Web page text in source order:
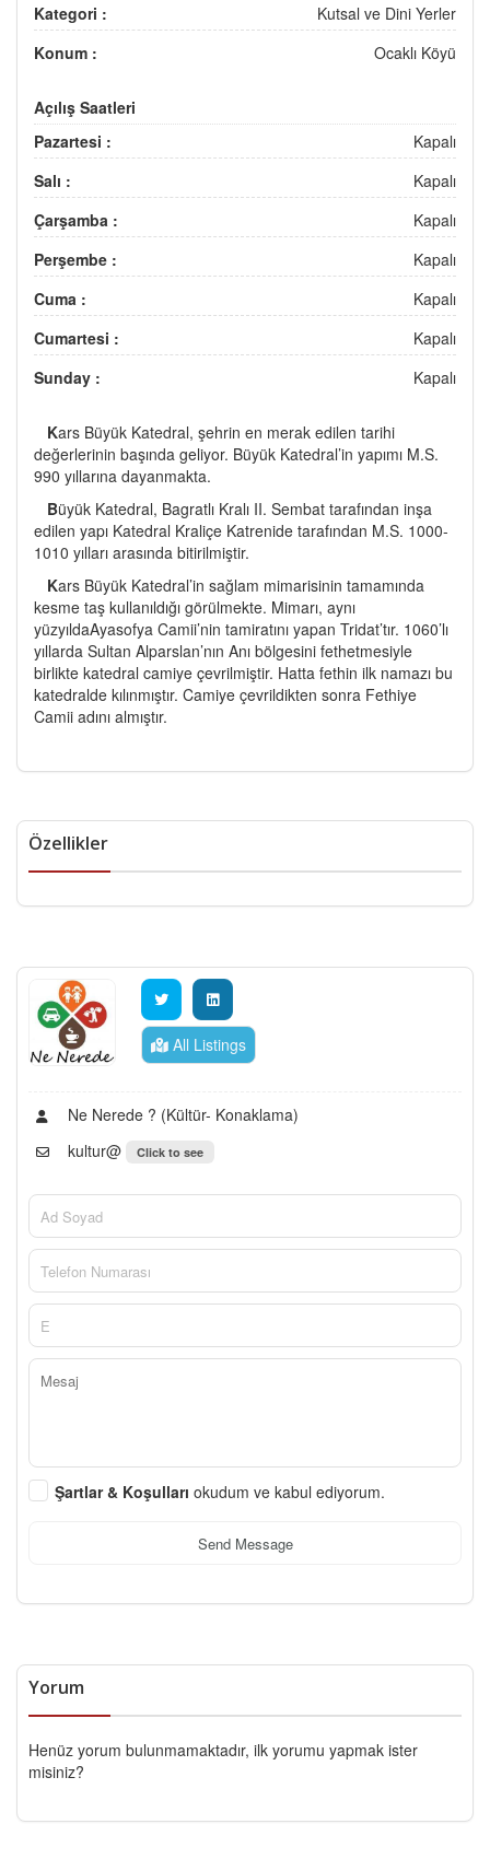
Kategori :
Kutsal ve Dini Yerler
Konum :
Ocaklı Köyü
Açılış Saatleri
Pazartesi :
Kapalı
Salı :
Kapalı
Çarşamba :
Kapalı
Perşembe :
Kapalı
Cuma :
Kapalı
Cumartesi :
Kapalı
Sunday :
Kapalı
Kars Büyük Katedral, şehrin en merak edilen tarihi
değerlerinin başında geliyor. Büyük Katedral’in yapımı M.S.
990 yıllarına dayanmakta.
Büyük Katedral, Bagratlı Kralı II. Sembat tarafından inşa
edilen yapı Katedral Kraliçe Katrenide tarafından M.S. 1000-
1010 yılları arasında bitirilmiştir.
Kars Büyük Katedral’in sağlam mimarisinin tamamında
kesme taş kullanıldığı görülmekte. Mimarı, aynı
yüzyıldaAyasofya Camii’nin tamiratını yapan Tridat’tır. 1060’lı
yıllarda Sultan Alparslan’nın Anı bölgesini fethetmesiyle
birlikte katedral camiye çevrilmiştir. Hatta fethin ilk namazı bu
katedralde kılınmıştır. Camiye çevrildikten sonra Fethiye
Camii adını almıştır.
Özellikler
All Listings
Ne Nerede ? (Kültür- Konaklama)
kultur@
Click to see
Şartlar & Koşulları okudum ve kabul ediyorum.
Send Message
Yorum
Henüz yorum bulunmamaktadır, ilk yorumu yapmak ister
misiniz?